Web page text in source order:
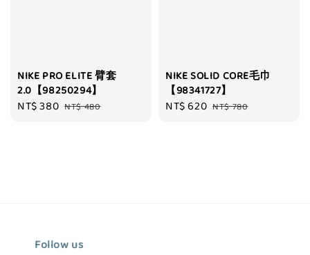
NIKE PRO ELITE 臂套
2.0【98250294】
Sale
NT$ 380 Regular
NT$ 480
NIKE SOLID CORE毛巾
【98341727】
Sale
NT$ 620 Regular
NT$ 780
Follow us